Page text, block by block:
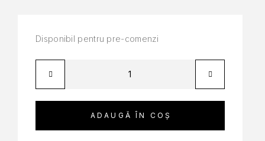
Disponibil pentru pre-comenzi
ADAUGĂ ÎN COȘ